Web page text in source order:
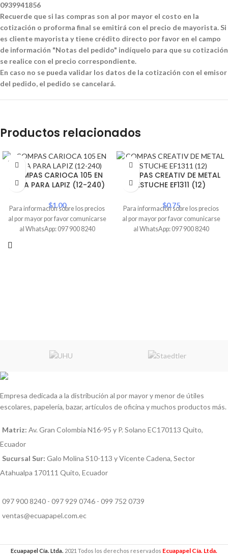
0939941856
Recuerde que si las compras son al por mayor el costo en la
cotización o proforma final se emitirá con el precio de mayorista. Si
es cliente mayorista y tiene crédito directo por favor en el campo
de información "Notas del pedido" indíquelo para que su cotización
se realice con el precio correspondiente.
En caso no se pueda validar los datos de la cotización con el emisor
del pedido, el pedido se cancelará.
Productos relacionados
SOLD
OUT
COMPAS CARIOCA 105 EN
CAJA PARA LAPIZ (12-240)
$1.00
Para información sobre los precios
al por mayor por favor comunicarse
al WhatsApp: 097 900 8240
COMPAS CREATIV DE METAL
ESTUCHE EF1311 (12)
$0.75
Para información sobre los precios
al por mayor por favor comunicarse
al WhatsApp: 097 900 8240
Empresa dedicada a la distribución al por mayor y menor de útiles
escolares, papelería, bazar, artículos de oficina y muchos productos más.
Matriz: Av. Gran Colombia N16-95 y P. Solano EC170113 Quito,
Ecuador
Sucursal Sur: Galo Molina S10-113 y Vicente Cadena, Sector
Atahualpa 170111 Quito, Ecuador
097 900 8240 - 097 929 0746 - 099 752 0739
ventas@ecuapapel.com.ec
Ecuapapel Cía. Ltda. 2021 Todos los derechos reservados Ecuapapel Cía. Ltda.